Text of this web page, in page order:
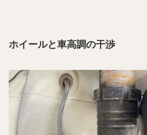
ホイールと車高調の干渉